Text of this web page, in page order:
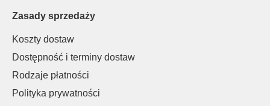
Zasady sprzedaży
Koszty dostaw
Dostępność i terminy dostaw
Rodzaje płatności
Polityka prywatności